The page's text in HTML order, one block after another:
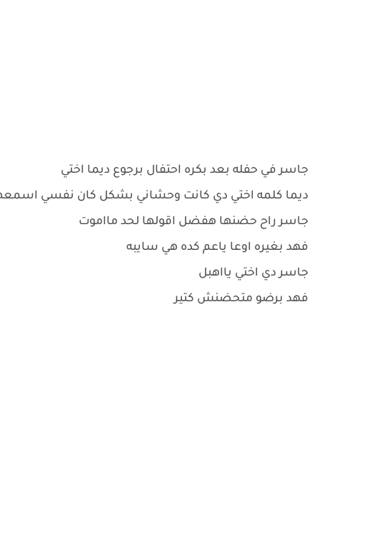
جاسر في حفله بعد بكره احتفال برجوع ديما اختي
ديما كلمه اختي دي كانت وحشاني بشكل كان نفسي
جاسر راح حضنها هفضل اقولها لحد مااموت
فهد بغيره اوعا ياعم كده هي سايبه
جاسر دي اختي يااهبل
فهد برضو متحضنش كتير